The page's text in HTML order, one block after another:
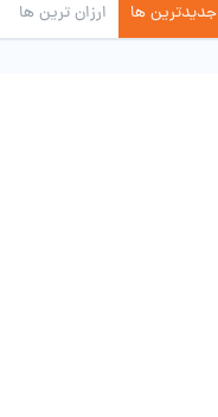
جدیدترین ها ارزان ترین ها